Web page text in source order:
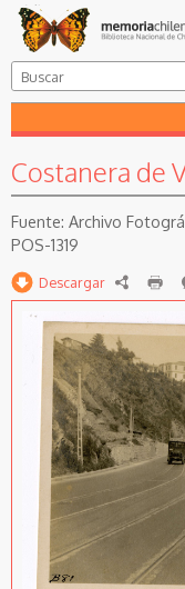
Costanera de
Archivo
POS-1319
Descargar RDF